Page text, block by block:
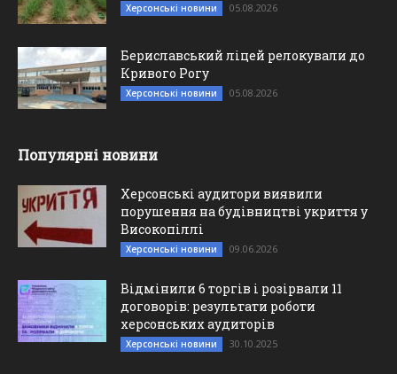
Херсонські новини 05.08.2026
Бериславський ліцей релокували до
Кривого Рогу
Херсонські новини 05.08.2026
Популярні новини
Херсонські аудитори виявили
порушення на будівництві укриття у
Високопіллі
Херсонські новини 09.06.2026
Відмінили 6 торгів і розірвали 11
договорів: результати роботи
херсонських аудиторів
Херсонські новини 30.10.2025